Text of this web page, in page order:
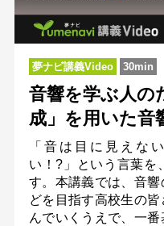
夢ナビ講義Video 30min
音響を学ぶ人の
成」を用いた
「音は目に見えな
い！?」という言葉を
す。本講義では、音
どを目指す高校生の
んでいくうえで、一